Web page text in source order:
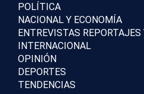
POLÍTICA
NACIONAL Y ECONOMÍA
ENTREVISTAS
INTERNACIONAL
OPINIÓN
DEPORTES
TENDENCIAS